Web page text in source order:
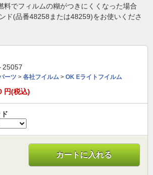
料でフィルムの糊がつきにくくなった場合
ド(品番48258または48259)をお使いくださ
25057
ーツ > 各社フイルム > OK Eライトフイルム
円(税込)
カートに入れる